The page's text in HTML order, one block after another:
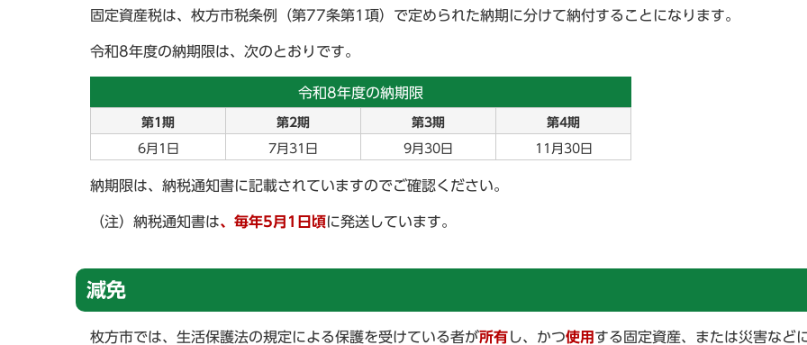
固定資産税は、枚方市税条例（第77条第1項）で定められた納期に分けて納付することになります。
令和8年度の納期限は、次のとおりです。
令和8年度の納期限
第1期 第2期 第3期 第4期
6月1日 7月31日 9月30日 11月30日
納期限は、納税通知書に記載されていますのでご確認ください。
（注）納税通知書は、毎年5月1日頃に発送しています。
減免
枚方市では、生活保護法の規定による保護を受けている者が所有し、かつ使用 する固定資産、または災害など